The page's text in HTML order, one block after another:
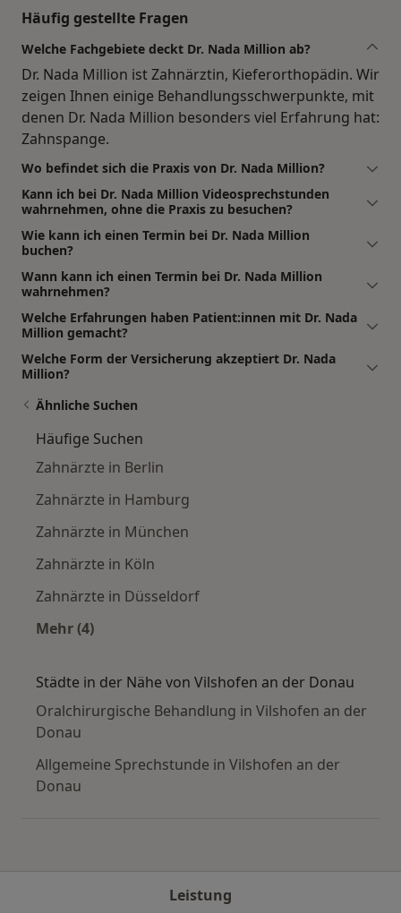
Häufig gestellte Fragen
Welche Fachgebiete deckt Dr. Nada Million ab?
Dr. Nada Million ist Zahnärztin, Kieferorthopädin. Wir
zeigen Ihnen einige Behandlungsschwerpunkte, mit
denen Dr. Nada Million besonders viel Erfahrung hat:
Zahnspange.
Wo befindet sich die Praxis von Dr. Nada Million?
Kann ich bei Dr. Nada Million Videosprechstunden
wahrnehmen, ohne die Praxis zu besuchen?
Wie kann ich einen Termin bei Dr. Nada Million
buchen?
Wann kann ich einen Termin bei Dr. Nada Million
wahrnehmen?
Welche Erfahrungen haben Patient:innen mit Dr. Nada
Million gemacht?
Welche Form der Versicherung akzeptiert Dr. Nada
Million?
Ähnliche Suchen
Häufige Suchen
Zahnärzte in Berlin
Zahnärzte in Hamburg
Zahnärzte in München
Zahnärzte in Köln
Zahnärzte in Düsseldorf
Mehr (4)
Städte in der Nähe von Vilshofen an der Donau
Oralchirurgische Behandlung in Vilshofen an der
Donau
Allgemeine Sprechstunde in Vilshofen an der
Donau
Leistung